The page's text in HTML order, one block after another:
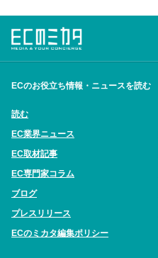
ECのお役立ち情報・ニュースを読む
読む
EC業界ニュース
EC取材記事
EC専門家コラム
ブログ
プレスリリース
ECのミカタ編集ポリシー